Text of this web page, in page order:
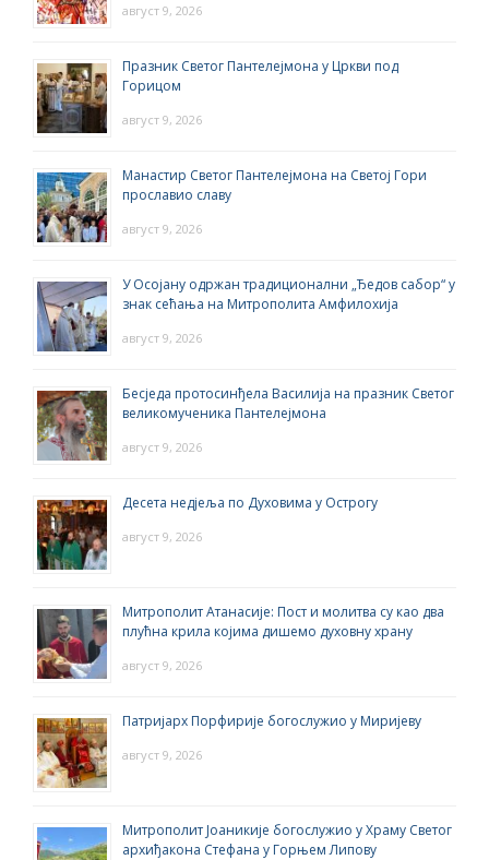
август 9, 2026
Празник Светог Пантелејмона у Цркви под
Горицом
август 9, 2026
Манастир Светог Пантелејмона на Светој Гори
прославио славу
август 9, 2026
У Осојану одржан традиционални „Ђедов сабор“ у
знак сећања на Митрополита Амфилохија
август 9, 2026
Бесједа протосинђела Василија на празник Светог
великомученика Пантелејмона
август 9, 2026
Десета недјеља по Духовима у Острогу
август 9, 2026
Митрополит Атанасије: Пост и молитва су као два
плућна крила којима дишемо духовну храну
август 9, 2026
Патријарх Порфирије богослужио у Миријеву
август 9, 2026
Митрополит Јоаникије богослужио у Храму Светог
архиђакона Стефана у Горњем Липову